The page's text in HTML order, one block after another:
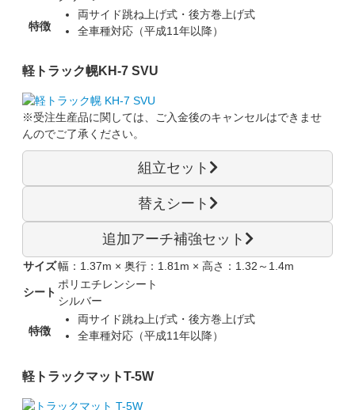
特徴
両サイド跳ね上げ式・後方巻上げ式
全車種対応（平成11年以降）
軽トラック幌KH-7 SVU
※受注生産品に関しては、 ご入金後のキャンセルはできませ
んのでご了承ください。
組立セット
替えシート
追加アーチ補強セット
サイズ幅：1.37m × 奥行：1.81m × 高さ：1.32～1.4m
シート
ポリエチレンシート
シルバー
特徴
両サイド跳ね上げ式・後方巻上げ式
全車種対応（平成11年以降）
軽トラックマットT-5W